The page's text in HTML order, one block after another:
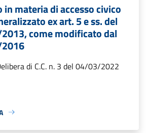
in materia di accesso civico
ex art. 5 e ss. del
come modificato dal
di C.C. n. 3 del 04/03/2022